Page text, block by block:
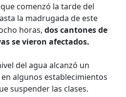
que comenzó la tarde del
la madrugada de este
horas,dos cantones de
se vieron afectados.
del agua alcanzó un
algunos establecimientos
suspender las clases.